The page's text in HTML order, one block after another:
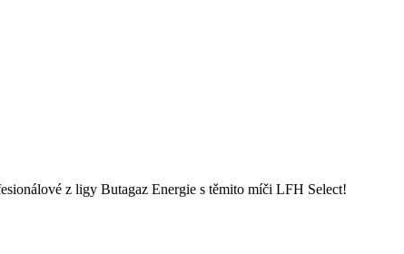
z ligy Butagaz Energie s těmito míči LFH Select!